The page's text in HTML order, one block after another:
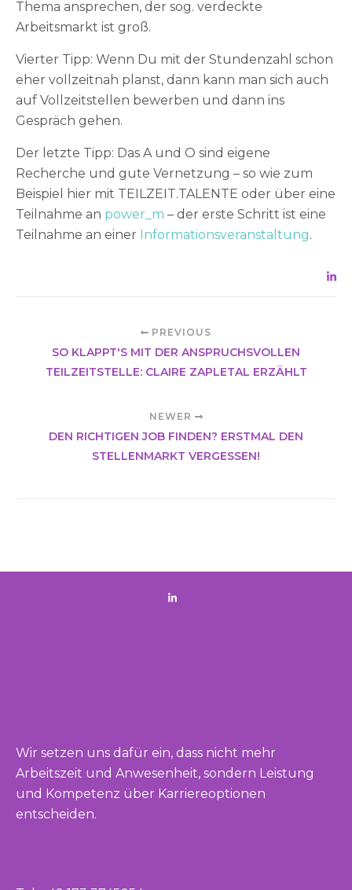
Thema ansprechen, der sog. verdeckte
Arbeitsmarkt ist groß.
Vierter Tipp: Wenn Du mit der Stundenzahl schon
eher vollzeitnah planst, dann kann man sich auch
auf Vollzeitstellen bewerben und dann ins
Gespräch gehen.
Der letzte Tipp: Das A und O sind eigene
Recherche und gute Vernetzung – so wie zum
Beispiel hier mit TEILZEIT.TALENTE oder über eine
Teilnahme an power_m – der erste Schritt ist eine
Teilnahme an einer Informationsveranstaltung.
PREVIOUS
SO KLAPPT'S MIT DER ANSPRUCHSVOLLEN
TEILZEITSTELLE: CLAIRE ZAPLETAL ERZÄHLT
NEWER
DEN RICHTIGEN JOB FINDEN? ERSTMAL DEN
STELLENMARKT VERGESSEN!
Wir setzen uns dafür ein, dass nicht mehr
Arbeitszeit und Anwesenheit, sondern Leistung
und Kompetenz über Karriereoptionen
entscheiden.